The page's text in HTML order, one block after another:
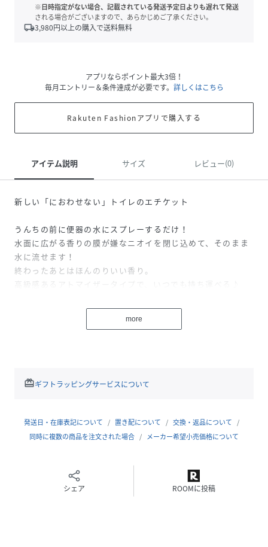
※日時指定がない場合、記載されている発送予定日よりも遅れて発送
される場合がございますので、あらかじめご了承ください。
local_shipping3,980円以上の購入で送料無料
アプリならポイント最大3倍！
毎月エントリー＆条件達成が必要です。 詳しくはこちら
Rakuten Fashionアプリで購入する
アイテム説明 サイズ レビュー(0)
新しい「におわせない」トイレのエチケット
うんちの前に便器の水にスプレーするだけ！
水面に広がる香りの膜が嫌なニオイを閉じ込めて、そのまま
水に流せます！
終わったあとはほんのりいい香り。
高級感あるアトマイザータイプで、いつでも持ち運べる♪
そのまま付け替えできるリフィル1本つきです。
#トイレ#芳香剤#消臭#フレグランス#香水#エチケット#ニオ
イ対策#リフィル#お手洗い#化粧室#旅行#外泊#トラベル#ミ
おしゃれ#ギフト#プレゼント
more
redeemギフトラッピングサービスについて
発送日・在庫表記について 置き配について
交換・返品について
同時に複数の商品を注文された場合
メーカー希望小売価格について
シェア ROOMに投稿